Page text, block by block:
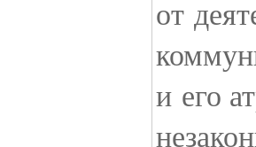
от
и его